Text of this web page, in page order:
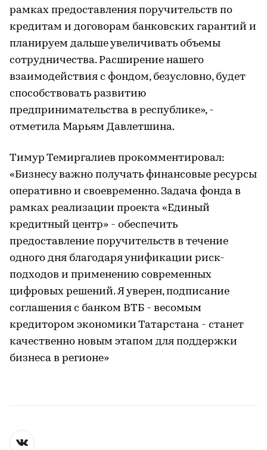
рамках предоставления поручительств по
кредитам и договорам банковских гарантий и
планируем дальше увеличивать объемы
сотрудничества. Расширение нашего
взаимодействия с фондом, безусловно, будет
способствовать развитию
предпринимательства в республике», -
отметила Марьям Давлетшина.
Тимур Темиргалиев прокомментировал:
«Бизнесу важно получать финансовые ресурсы
оперативно и своевременно. Задача фонда в
рамках реализации проекта «Единый
кредитный центр» - обеспечить
предоставление поручительств в течение
одного дня благодаря унификации риск-
подходов и применению современных
цифровых решений. Я уверен, подписание
соглашения с банком ВТБ - весомым
кредитором экономики Татарстана - станет
качественно новым этапом для поддержки
бизнеса в регионе»